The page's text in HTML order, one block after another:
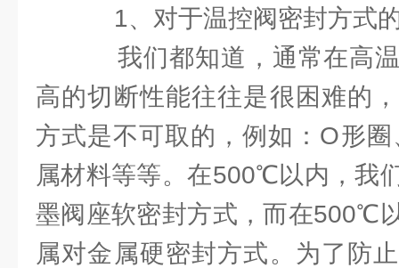
1、对于温控阀密封方式
我们都知道，通常在高
高的切断性能往往是很困难的
方式是不可取的，例如：O形
属材料等等。在500℃以内，我
墨阀座软密封方式，而在500℃
属对金属硬密封方式。为了防